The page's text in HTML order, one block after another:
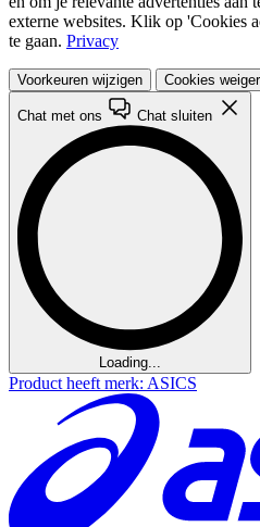
externe websites. Klik op 'Cookies
te gaan. Privacy
Voorkeuren wijzigen Cookies
Chat met ons Chat sluiten
Loading...
Product heeft merk: ASICS